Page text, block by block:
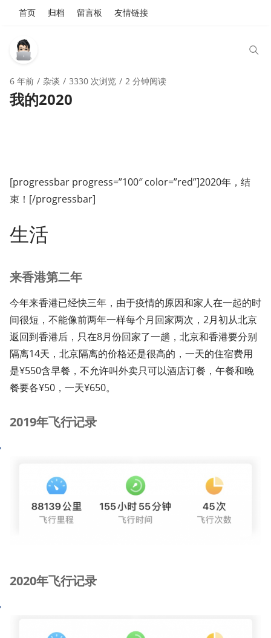
首页 归档 留言板 友情链接
6 年前 杂谈 3330 次浏览 2 分钟阅读
我的2020
[progressbar progress=”100″ color=”red”]2020年，结
束！[/progressbar]
生活
来香港第二年
今年来香港已经快三年，由于疫情的原因和家人在一起的时
间很短，不能像前两年一样每个月回家两次，2月初从北京
返回到香港后，只在8月份回家了一趟，北京和香港要分别
隔离14天，北京隔离的价格还是很高的，一天的住宿费用
是¥550含早餐，不允许叫外卖只可以酒店订餐，午餐和晚
餐要各¥50，一天¥650。
2019年飞行记录
2020年飞行记录